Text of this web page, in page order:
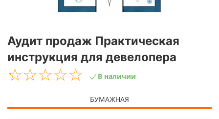
Аудит продаж Практическая
инструкция для девелопера
☆☆☆☆☆
★★★★★ В наличии
БУМАЖНАЯ